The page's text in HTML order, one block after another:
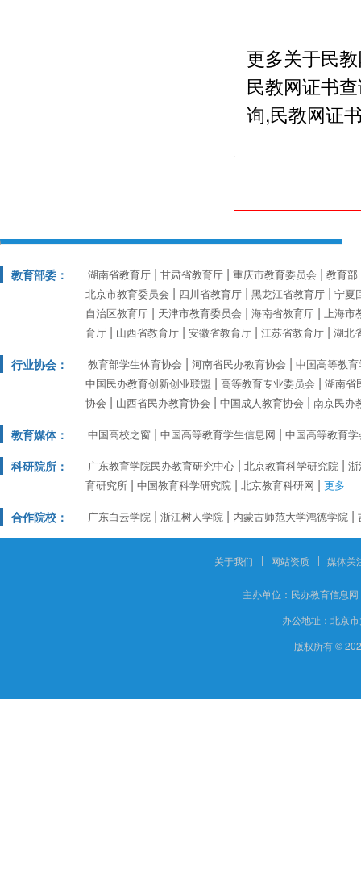
更多关于民
民教网证书
询,民教网证
教育部委： 湖南省教育厅 甘肃省教育厅 重庆市教育委员会
教育部
北京市教育委员会
四川省教育厅 黑龙江省教育厅
宁夏
自治区教育厅
天津市教育委员会 海南省教育厅
上海市
育厅
山西省教育厅 安徽省教育厅 江苏省教育厅 湖北
行业协会： 教育部学生体育协会 河南省民办教育协会
中国高等教
中国民办教育创新创业联盟
高等教育专业委员会
湖南省
协会
山西省民办教育协会 中国成人教育协会 南京民办
教育媒体： 中国高校之窗 中国高等教育学生信息网 中国高等教育
科研院所： 广东教育学院民办教育研究中心 北京教育科学研究院
育研究所
中国教育科学研究院 北京教育科研网 更多
合作院校： 广东白云学院 浙江树人学院 内蒙古师范大学鸿德学院
关于我们 网站资质 媒体关
主办单位： 民办教育信息网
办公地址： 北京
版权所有 ©